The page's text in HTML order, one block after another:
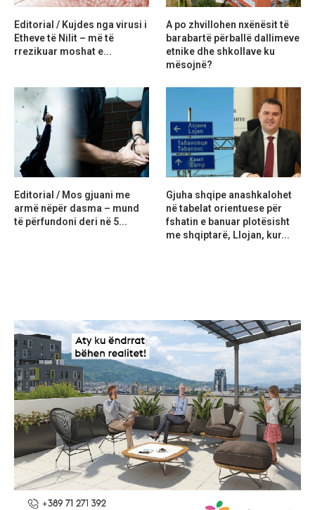
Editorial / Kujdes nga virusi i
Etheve të Nilit – më të
rrezikuar moshat e...
A po zhvillohen nxënësit të
barabartë përballë dallimeve
etnike dhe shkollave ku
mësojnë?
Editorial / Mos gjuani me
armë nëpër dasma – mund
të përfundoni deri në 5...
Gjuha shqipe anashkalohet
në tabelat orientuese për
fshatin e banuar plotësisht
me shqiptarë, Llojan, kur...